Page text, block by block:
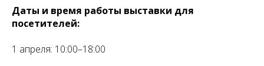
Даты и время работы выставки для
посетителей:
1 апреля: 10:00–18:00